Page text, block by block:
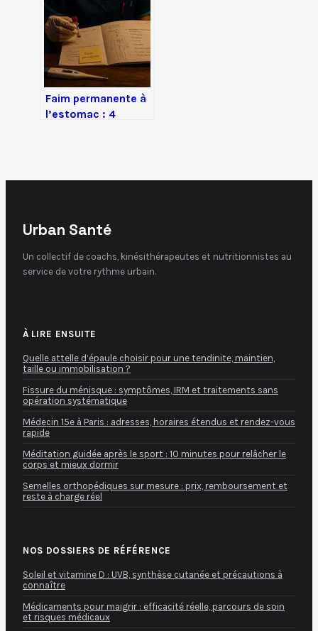
physiologiques
pour sortir du
brouillard
Faim permanente à
l’estomac : 4
Urban Santé
Un collectif de coachs, kinésithérapeutes et nutritionnistes au
service de votre rythme urbain.
À LIRE ENSUITE
Quelle attelle d’épaule choisir pour une tendinite, maintien,
taille ou immobilisation ?
Fissure du ménisque : symptômes, IRM et traitements sans
opération systématique
Médecin 15e à Paris : adresses, horaires étendus et rendez-vous
rapide
Méditation guidée après le sport : 10 minutes pour relâcher le
corps et mieux dormir
Semelles orthopédiques sur mesure : prix, remboursement et
reste à charge réel
NOS DOSSIERS DE RÉFÉRENCE
Soleil et vitamine D : UVB, synthèse cutanée et précautions à
connaître
Médicaments pour maigrir : efficacité réelle, parcours de soin
et risques médicaux